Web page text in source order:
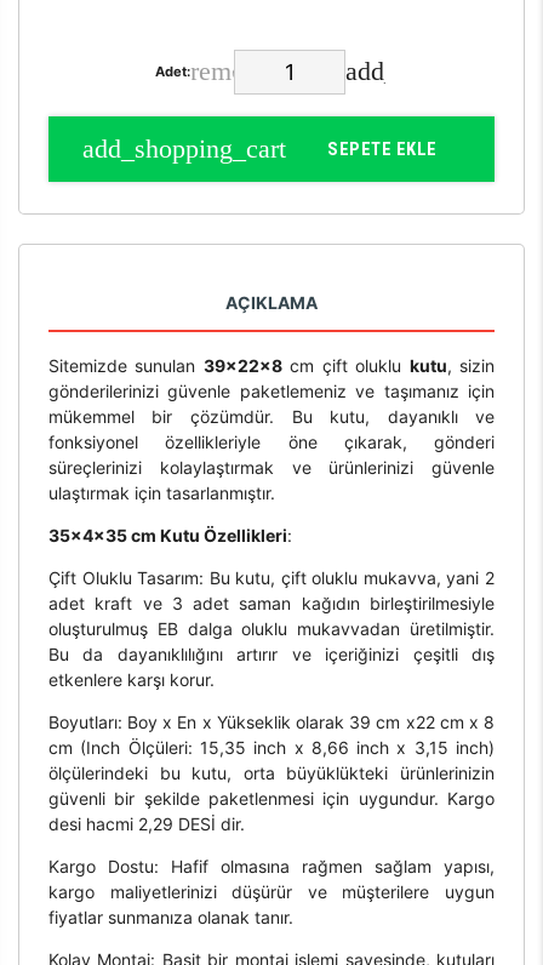
Adet:
SEPETE EKLE
AÇIKLAMA
Sitemizde sunulan 39x22x8cm çift oluklu kutu, sizin
gönderilerinizi güvenle paketlemeniz ve taşımanız için
mükemmel bir çözümdür. Bu kutu, dayanıklı ve
fonksiyonel özellikleriyle öne çıkarak, gönderi
süreçlerinizi kolaylaştırmak ve ürünlerinizi güvenle
ulaştırmak için tasarlanmıştır.
35x4x35 cm Kutu Özellikleri:
Çift Oluklu Tasarım: Bu kutu, çift oluklu mukavva, yani 2
adet kraft ve 3 adet saman kağıdın birleştirilmesiyle
oluşturulmuş EB dalga oluklu mukavvadan üretilmiştir.
Bu da dayanıklılığını artırır ve içeriğinizi çeşitli dış
etkenlere karşı korur.
Boyutları: Boy x En x Yükseklik olarak 39 cm x22 cm x 8
cm (Inch Ölçüleri: 15,35 inch x 8,66 inch x 3,15 inch)
ölçülerindeki bu kutu, orta büyüklükteki ürünlerinizin
güvenli bir şekilde paketlenmesi için uygundur. Kargo
desi hacmi 2,29 DESİ dir.
Kargo Dostu: Hafif olmasına rağmen sağlam yapısı,
kargo maliyetlerinizi düşürür ve müşterilere uygun
fiyatlar sunmanıza olanak tanır.
Kolay Montaj: Basit bir montaj işlemi sayesinde, kutuları